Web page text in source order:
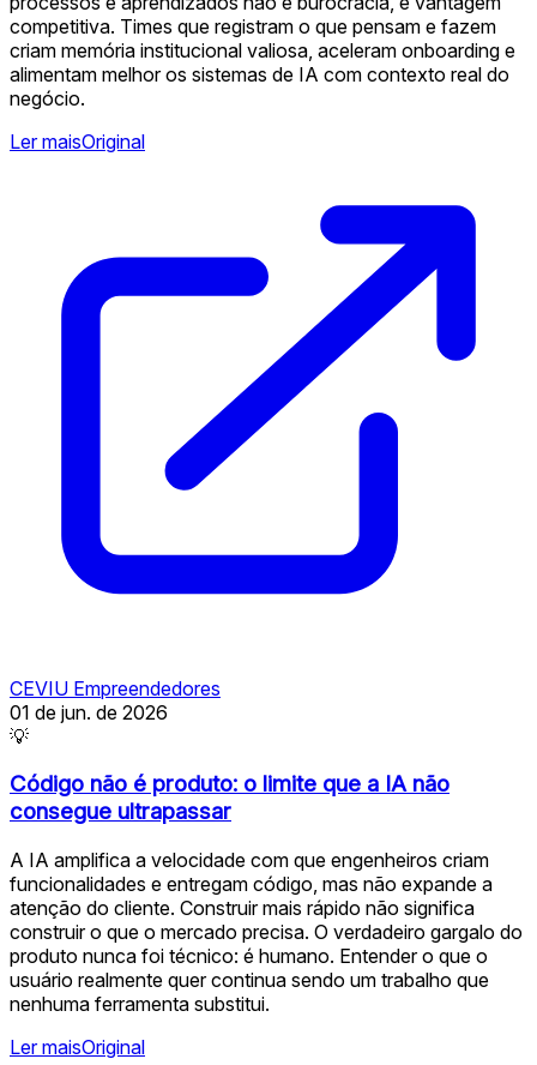
competitiva. Times que registram o que pensam e fazem
criam memória institucional valiosa, aceleram onboarding e
alimentam melhor os sistemas de IA com contexto real do
negócio.
Ler maisOriginal
CEVIU Empreendedores
01 de jun. de 2026
💡
Código não é produto: o limite que a IA não
consegue ultrapassar
A IA amplifica a velocidade com que engenheiros criam
funcionalidades e entregam código, mas não expande a
atenção do cliente. Construir mais rápido não significa
construir o que o mercado precisa. O verdadeiro gargalo do
produto nunca foi técnico: é humano. Entender o que o
usuário realmente quer continua sendo um trabalho que
nenhuma ferramenta substitui.
Ler maisOriginal